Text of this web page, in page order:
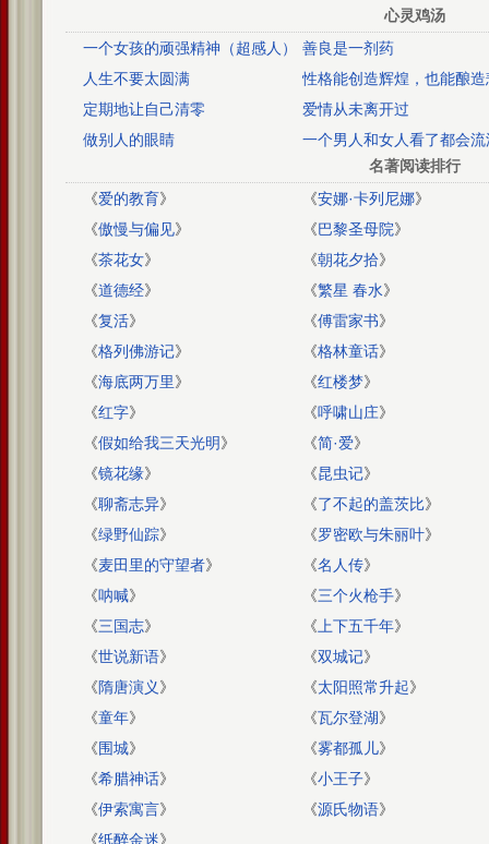
心灵鸡汤
一个女孩的顽强精神（超感人）
善良是一剂药
人生不要太圆满
性格能创造辉煌，也能酿造
定期地让自己清零
爱情从未离开过
做别人的眼睛
一个男人和女人看了都会流
名著阅读排行
《爱的教育》 《安娜·卡列尼娜》
《傲慢与偏见》 《巴黎圣母院》
《茶花女》 《朝花夕拾》
《道德经》 《繁星 春水》
《复活》 《傅雷家书》
《格列佛游记》 《格林童话》
《海底两万里》 《红楼梦》
《红字》 《呼啸山庄》
《假如给我三天光明》 《简·爱》
《镜花缘》 《昆虫记》
《聊斋志异》 《了不起的盖茨比》
《绿野仙踪》 《罗密欧与朱丽叶》
《麦田里的守望者》 《名人传》
《呐喊》 《三个火枪手》
《三国志》 《 上下五千年》
《世说新语》 《双城记》
《隋唐演义》 《太阳照常升起》
《童年》 《瓦尔登湖》
《围城》 《雾都孤儿》
《希腊神话》 《小王子》
《伊索寓言》 《源氏物语》
《纸醉金迷》